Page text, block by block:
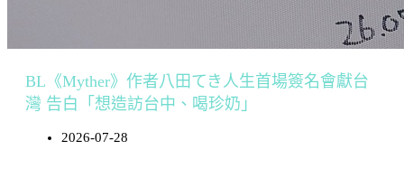
BL《Myther》作者八田てき人生首場簽名會獻台
灣 告白「想造訪台中、喝珍奶」
2026-07-28